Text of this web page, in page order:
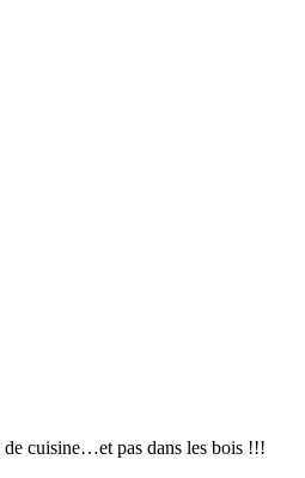
cuisine…et pas dans les bois !!!